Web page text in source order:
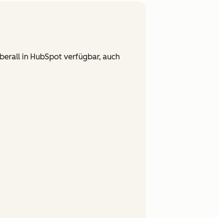
in HubSpot verfügbar, auch